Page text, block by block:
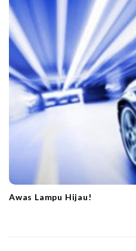
Awas Lampu Hijau!